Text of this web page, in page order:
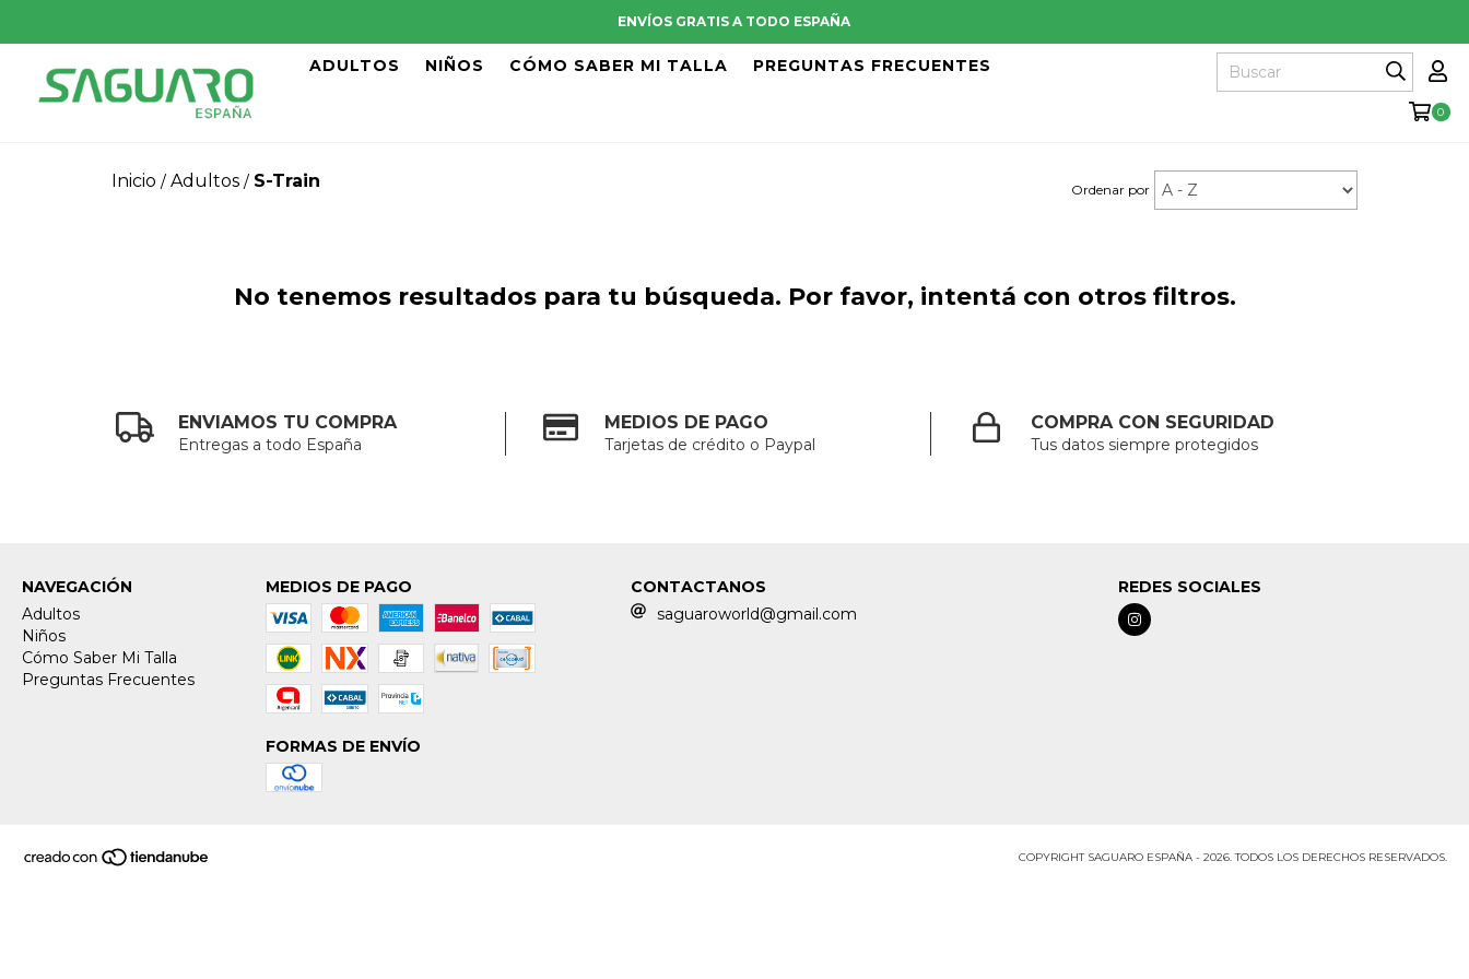
ENVÍOS GRATIS A TODO ESPAÑA
ADULTOS NIÑOS CÓMO SABER MI TALLA PREGUNTAS FRECUENTES
0
Inicio / Adultos / S-Train Ordenar por
No tenemos resultados para tu búsqueda. Por favor, intentá con otros filtros.
ENVIAMOS TU COMPRA
Entregas a todo España
MEDIOS DE PAGO
Tarjetas de crédito o Paypal
COMPRA CON SEGURIDAD
Tus datos siempre protegidos
NAVEGACIÓN
Adultos
Niños
Cómo Saber Mi Talla
Preguntas Frecuentes
MEDIOS DE PAGO
FORMAS DE ENVÍO
CONTACTANOS
saguaroworld@gmail.com
REDES SOCIALES
COPYRIGHT SAGUARO ESPAÑA - 2026. TODOS LOS DERECHOS RESERVADOS.